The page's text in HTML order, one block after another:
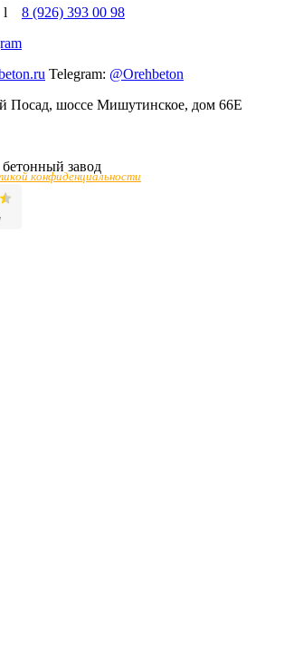
l
8 (926) 393 00 98
Telegram: @Orehbeton
Посад, шоссе Мишутинское, дом 66Е
завод
конфиденциальности